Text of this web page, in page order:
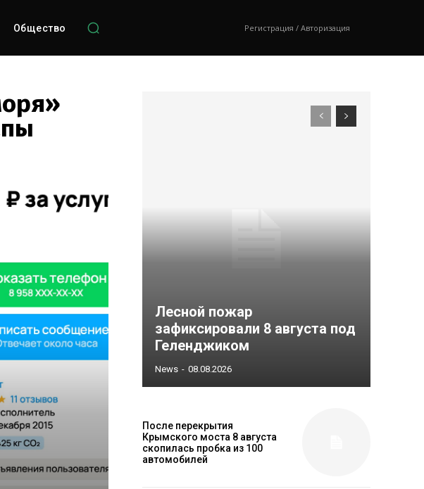
Общество Регистрация / Авторизация
Лесной пожар
зафиксировали 8 августа под
Геленджиком
News - 08.08.2026
После перекрытия
Крымского моста 8 августа
скопилась пробка из 100
автомобилей